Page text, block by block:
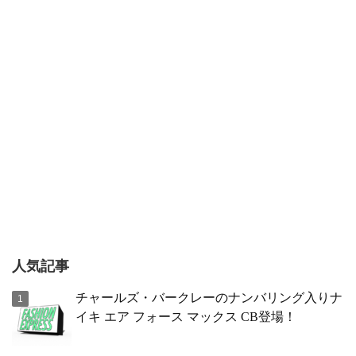
人気記事
チャールズ・バークレーのナンバリング入りナ
イキ エア フォース マックス CB登場！